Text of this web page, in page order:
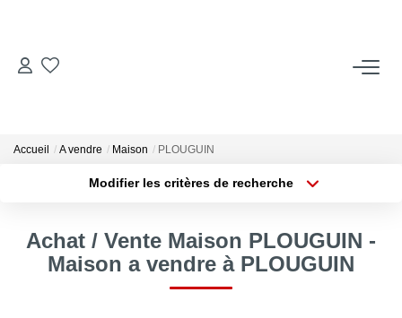
ACHETER
Locations Saisonnières
Accueil A vendre Maison PLOUGUIN
Modifier les critères de recherche
Sélectionnez...
Type de bien
Surface min
Achat / Vente Maison PLOUGUIN -
Maison a vendre à PLOUGUIN